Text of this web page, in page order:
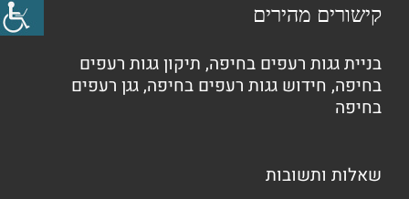
קישורים מהירים
בניית גגות רעפים בחיפה, תיקון גגות רעפים
בחיפה, חידוש גגות רעפים בחיפה,גגן רעפים
בחיפה
שאלות ותשובות